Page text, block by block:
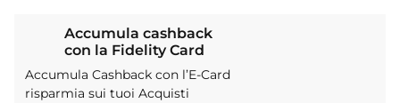
Accumula cashback
con la Fidelity Card
Accumula Cashback con l’E-Card
risparmia sui tuoi Acquisti